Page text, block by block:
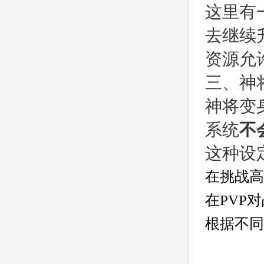
这里有
去继续
资源允
三、神
神将变
系统不
这种设
在挑战
在PVP
根据不